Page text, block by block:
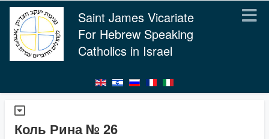
Saint James Vicariate
For Hebrew Speaking
Catholics in Israel
Коль Рина № 26